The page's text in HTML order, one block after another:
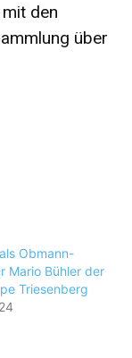
den
über
Obmann-
Mario Bühler der
Triesenberg